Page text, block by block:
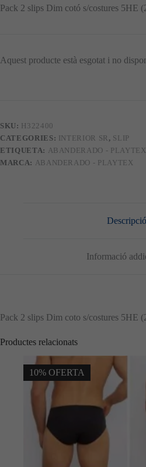
Pack 2 slips Dim cotó s/costures 5HE
Aquest producte està esgotat i no
SKU: H322400
CATEGORIES: INTERIOR SR , SLIP
ETIQUETA: ABANDERADO - PLAYTEX
MARCA: ABANDERADO - PLAYTEX
Descripció
Informació
Pack 2 slips Dim coto s/costures 5HE
Productes relacionats
10% OFERTA